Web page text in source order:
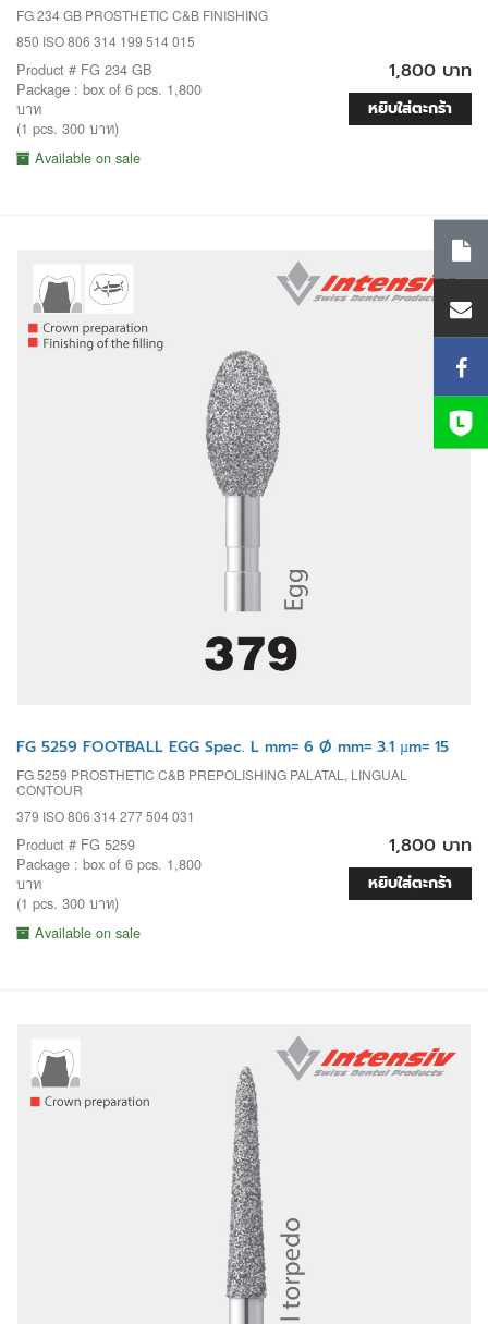
FG 234 GB PROSTHETIC C&B FINISHING
850 ISO 806 314 199 514 015
Product # FG 234 GB
Package : box of 6 pcs. 1,800
บาท
(1 pcs. 300 บาท)
Available on sale
1,800 บาท
หยิบใส่ตะกร้า
FG 5259 FOOTBALL EGG Spec. L mm= 6 Ø mm= 3.1 µm= 15
FG 5259 PROSTHETIC C&B PREPOLISHING PALATAL, LINGUAL
CONTOUR
379 ISO 806 314 277 504 031
Product # FG 5259
Package : box of 6 pcs. 1,800
บาท
(1 pcs. 300 บาท)
Available on sale
1,800 บาท
หยิบใส่ตะกร้า